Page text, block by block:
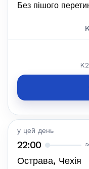
Без пішого
у цей день
22:00
Острава, Чехія